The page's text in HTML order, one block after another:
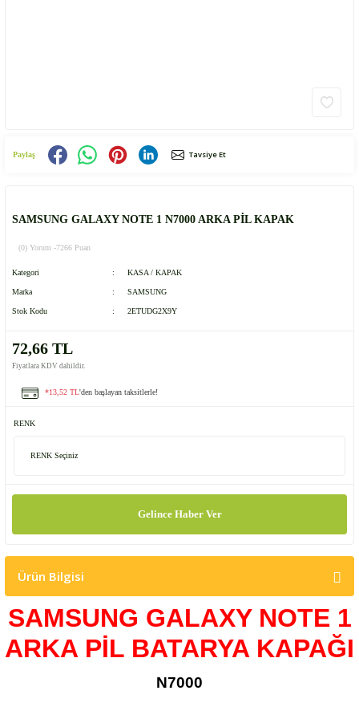
Paylaş Tavsiye Et
SAMSUNG GALAXY NOTE 1 N7000 ARKA PİL KAPAK
(0) Yorum -7266 Puan
Kategori KASA / KAPAK
Marka SAMSUNG
Stok Kodu 2ETUDG2X9Y
72,66 TL
Fiyatlara KDV dahildir.
*13,52 TL'den başlayan taksitlerle!
RENK
Gelince Haber Ver
Ürün Bilgisi
SAMSUNG GALAXY NOTE 1
ARKA PİL BATARYA KAPAĞI
N7000